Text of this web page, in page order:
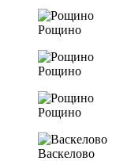
Рощино
Рощино
Рощино
Васкелово